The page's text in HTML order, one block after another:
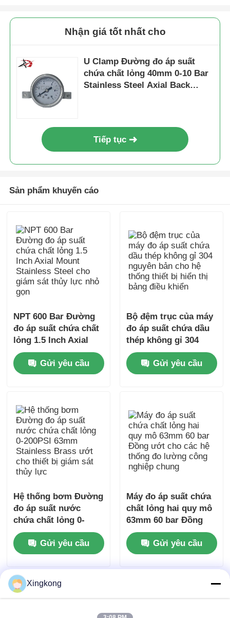
Nhận giá tốt nhất cho
U Clamp Đường đo áp suất
chứa chất lỏng 40mm 0-10 Bar
Stainless Steel Axial Back
Tiếp tục
Sản phẩm khuyến cáo
NPT 600 Bar Đường
đo áp suất chứa chất
lỏng 1.5 Inch Axial
Mount Stainless Steel
cho giám sát thủy lực
nhỏ gọn
Gửi yêu cầu
Bộ đệm trục của máy
đo áp suất chứa dầu
thép không gỉ 304
nguyên bản cho hệ
thống thiết bị hiển thị
bảng điều khiển
Gửi yêu cầu
Hệ thống bơm Đường
đo áp suất nước
chứa chất lỏng 0-
200PSI 63mm
Stainless Brass ướt
cho thiết bị giám sát
thủy lực
Gửi yêu cầu
Máy đo áp suất chứa
chất lỏng hai quy mô
63mm 60 bar Đồng
ướt cho các hệ thống
đo lường công
nghiệp chung
Gửi yêu cầu
Xingkong